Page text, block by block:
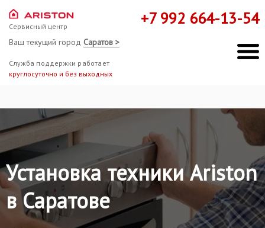
Сервисный центр
Ваш текущий город Саратов >
Служба поддержки работает
круглосуточно и без выходных
+7 992 664-13-54
Установка техники Ariston
в Саратове